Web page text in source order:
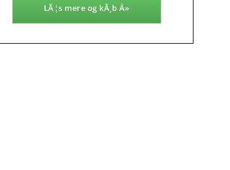
LÃ¦s mere og kÃ¸b Â»